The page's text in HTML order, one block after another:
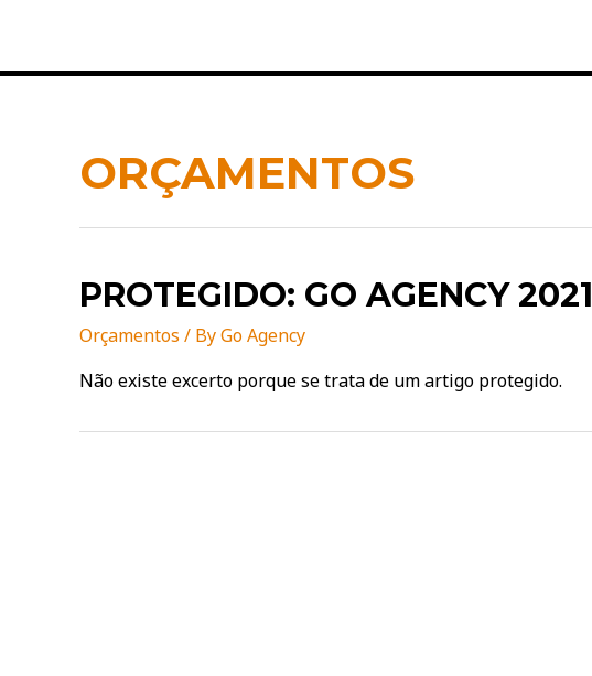
content
ORÇAMENTOS
PROTEGIDO: GO AGENCY 2021
Orçamentos / ByGo Agency
Não existe excerto porque se trata de um artigo protegido.